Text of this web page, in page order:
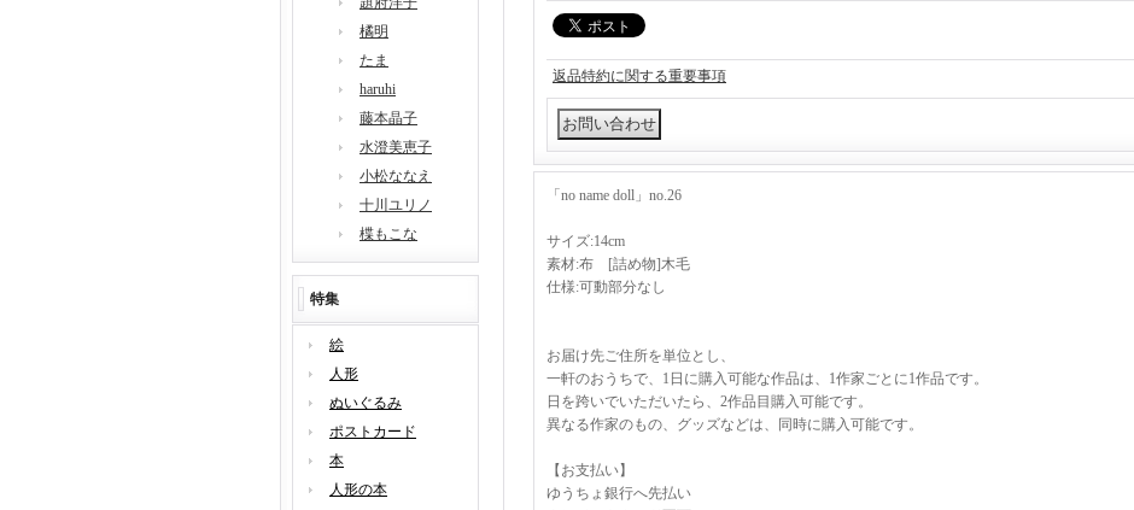
橘明
たま
haruhi
藤本晶子
水澄美恵子
小松ななえ
十川ユリノ
楪もこな
特集
絵
人形
ぬいぐるみ
ポストカード
本
人形の本
返品特約に関する重要事項
「no name doll」no.26
サイズ:14cm
素材:布 [詰め物]木毛
仕様:可動部分なし
お届け先ご住所を単位とし、
一軒のおうちで、1日に購入可能な作品は、1作家ごとに1作品です。
日を跨いでいただいたら、2作品目購入可能です。
異なる作家のもの、グッズなどは、同時に購入可能です。
【お支払い】
ゆうちょ銀行へ先払い